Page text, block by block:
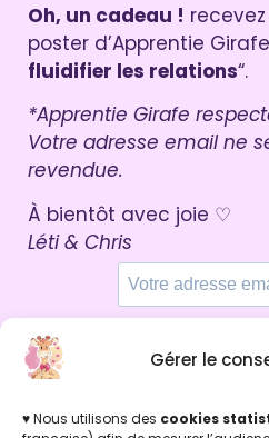
Gérer le
♥ Nous utilisons des cookies
Oh, un cadeau !
poster d’Apprentie
fluidifier les relations“.
*Apprentie Girafe
Votre adresse email ne
revendue.
À bientôt avec joie ♡
Léti & Chris
Par ici